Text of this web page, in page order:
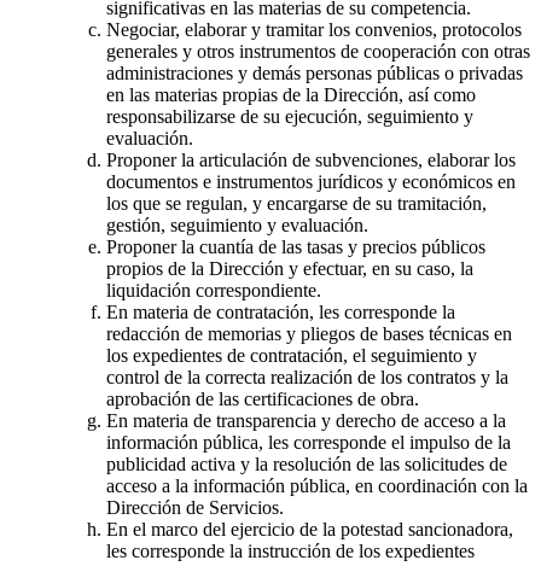
significativas en las materias de su competencia.
Negociar, elaborar y tramitar los convenios, protocolos
generales y otros instrumentos de cooperación con otras
administraciones y demás personas públicas o privadas
en las materias propias de la Dirección, así como
responsabilizarse de su ejecución, seguimiento y
evaluación.
Proponer la articulación de subvenciones, elaborar los
documentos e instrumentos jurídicos y económicos en
los que se regulan, y encargarse de su tramitación,
gestión, seguimiento y evaluación.
Proponer la cuantía de las tasas y precios públicos
propios de la Dirección y efectuar, en su caso, la
liquidación correspondiente.
En materia de contratación, les corresponde la
redacción de memorias y pliegos de bases técnicas en
los expedientes de contratación, el seguimiento y
control de la correcta realización de los contratos y la
aprobación de las certificaciones de obra.
En materia de transparencia y derecho de acceso a la
información pública, les corresponde el impulso de la
publicidad activa y la resolución de las solicitudes de
acceso a la información pública, en coordinación con la
Dirección de Servicios.
En el marco del ejercicio de la potestad sancionadora,
les corresponde la instrucción de los expedientes